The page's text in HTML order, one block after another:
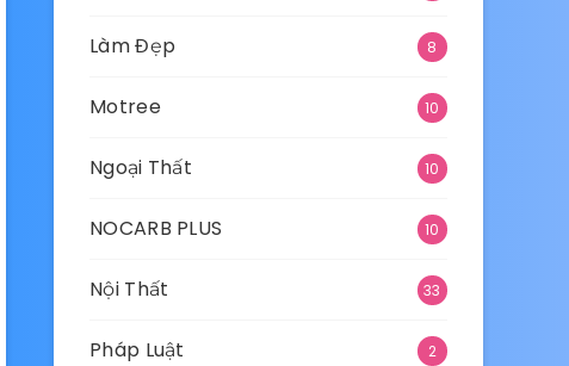
Làm Đẹp 8
Motree 10
Ngoại Thất 10
NOCARB PLUS 10
Nội Thất 33
Pháp Luật 2